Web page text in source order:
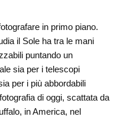
in primo piano.
il Sole ha tra le mani
puntando un
sia per i telescopi
per i più abbordabili
di oggi, scattata da
in America, nel